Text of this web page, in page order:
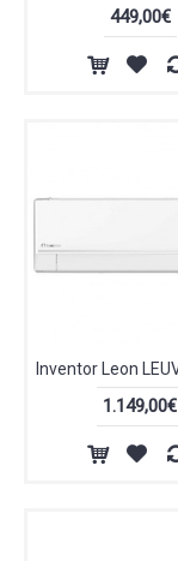
449,00€
1.149,00€